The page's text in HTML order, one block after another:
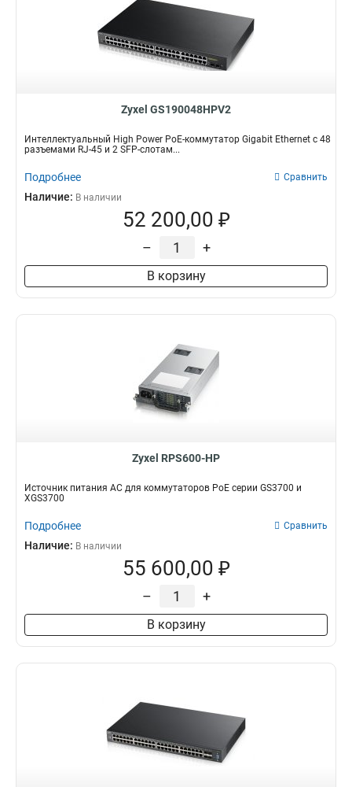
Zyxel GS190048HPV2
Интеллектуальный High Power PoE-коммутатор Gigabit Ethernet с 48
разъемами RJ-45 и 2 SFP-слотам...
Подробнее Сравнить
Наличие: В наличии
52 200,00 ₽
– +
В корзину
Zyxel RPS600-HP
Источник питания AC для коммутаторов PoE серии GS3700 и
XGS3700
Подробнее Сравнить
Наличие: В наличии
55 600,00 ₽
– +
В корзину